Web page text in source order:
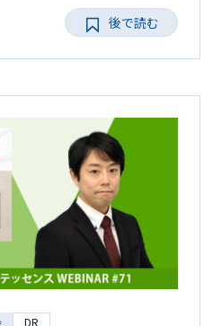
後で読む
DR